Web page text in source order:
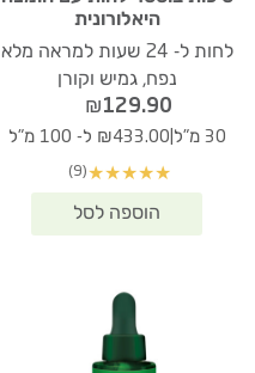
היאלורונית
לחות ל- 24 שעות למראה מלא
נפח, גמיש וקורן
₪129.90
30 מ"ל ₪433.00 ל- 100 מ"ל
★
★
★
★
★
(9)